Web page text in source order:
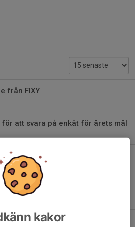
från FIXY
för att svara på enkät för årets mål
Cup
i vinter
kakor